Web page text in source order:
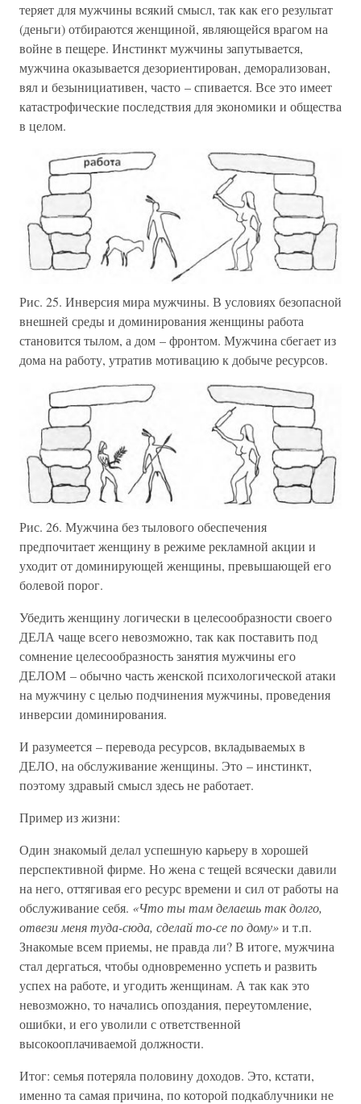
теряет для мужчины всякий смысл, так как его результат
(деньги) отбираются женщиной, являющейся врагом на
войне в пещере. Инстинкт мужчины запутывается,
мужчина оказывается дезориентирован, деморализован,
вял и безынициативен, часто – спивается. Все это имеет
катастрофические последствия для экономики и общества
в целом.
Рис. 25. Инверсия мира мужчины. В условиях безопасной
внешней среды и доминирования женщины работа
становится тылом, а дом – фронтом. Мужчина сбегает из
дома на работу, утратив мотивацию к добыче ресурсов.
Рис. 26. Мужчина без тылового обеспечения
предпочитает женщину в режиме рекламной акции и
уходит от доминирующей женщины, превышающей его
болевой порог.
Убедить женщину логически в целесообразности своего
ДЕЛА чаще всего невозможно, так как поставить под
сомнение целесообразность занятия мужчины его
ДЕЛОМ – обычно часть женской психологической атаки
на мужчину с целью подчинения мужчины, проведения
инверсии доминирования.
И разумеется – перевода ресурсов, вкладываемых в
ДЕЛО, на обслуживание женщины. Это – инстинкт,
поэтому здравый смысл здесь не работает.
Пример из жизни:
Один знакомый делал успешную карьеру в хорошей
перспективной фирме. Но жена с тещей всячески давили
на него, оттягивая его ресурс времени и сил от работы на
обслуживание себя. «Что ты там делаешь так долго,
отвези меня туда-сюда, сделай то-се по дому»и т.п.
Знакомые всем приемы, не правда ли? В итоге, мужчина
стал дергаться, чтобы одновременно успеть и развить
успех на работе, и угодить женщинам. А так как это
невозможно, то начались опоздания, переутомление,
ошибки, и его уволили с ответственной
высокооплачиваемой должности.
Итог: семья потеряла половину доходов. Это, кстати,
именно та самая причина, по которой подкаблучники не